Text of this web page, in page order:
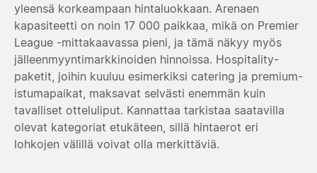
yleensä korkeampaan hintaluokkaan. Arenaen
kapasiteetti on noin 17 000 paikkaa, mikä on Premier
League -mittakaavassa pieni, ja tämä näkyy myös
jälleenmyyntimarkkinoiden hinnoissa. Hospitality-
paketit, joihin kuuluu esimerkiksi catering ja premium-
istumapaikat, maksavat selvästi enemmän kuin
tavalliset otteluliput. Kannattaa tarkistaa saatavilla
olevat kategoriat etukäteen, sillä hintaerot eri
lohkojen välillä voivat olla merkittäviä.